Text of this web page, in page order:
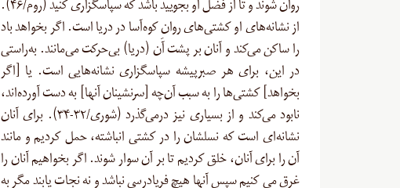
روان شوند و تا از فضل او بجویید باشد که سپاسگزاری کنید (روم/۴۶).
از نشانه‌های او کشتی‌های روانِ کوه‌آسا در دریا است. اگر بخواهد باد
را ساکن می‌کند و آنان بر پشت آن (دریا) بی‌حرکت می‌مانند. به‌راستی
در این، برای هر صبرپیشه سپاسگزاری نشانه‌هایی است. یا [اگر
بخواهد] کشتی‌ها را به سبب آن‌چه [سرنشینان آنها] به دست‌ آورده‌اند،
نابود می‌کند و از بسیاری نیز درمی‌گذرد (شوری/۳۲-۳۴). برای آنان
نشانه‌ای است که نسلشان را در کشتی انباشته، حمل کردیم و مانند
آن را براى آنان، خلق کردیم تا بر آن سوار شوند. اگر بخواهیم آنان را
غرق مى ‏کنیم سپس آنها هیچ فریادرسى نباشد و نه نجات یابند مگر به